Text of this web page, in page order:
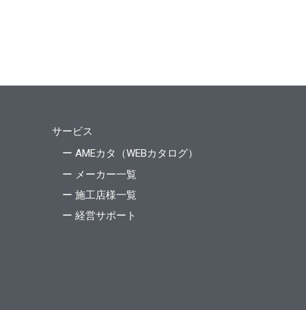
サービス
ー AMEカタ（WEBカタログ）
ー メーカー一覧
ー 施工店様一覧
ー 経営サポート